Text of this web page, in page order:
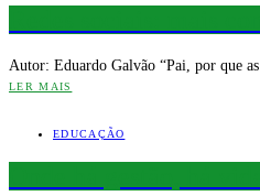
Autor: Eduardo Galvão “Pai, por que
LER MAIS
EDUCAÇÃO